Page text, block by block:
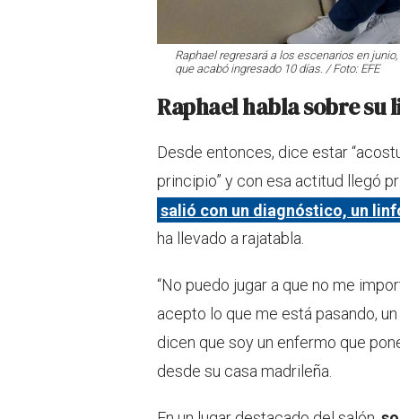
Raphael regresará a los escenarios en
que acabó ingresado 10 días. / Foto: EFE
Raphael habla sobre
Desde entonces, dice estar
principio” y con esa actitud llegó
salió con un diagnóstico, un
ha llevado a rajatabla.
“No puedo jugar a que no me
acepto lo que me está pasando,
dicen que soy un enfermo que
desde su casa madrileña.